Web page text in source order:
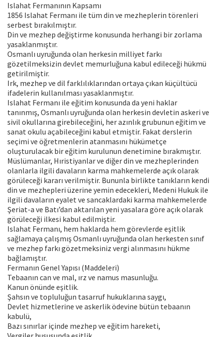
Islahat Fermanının Kapsamı
1856 Islahat Fermanı ile tüm din ve mezheplerin törenleri
serbest bırakılmıştır.
Din ve mezhep değiştirme konusunda herhangi bir zorlama
yasaklanmıştır.
Osmanlı uyruğunda olan herkesin milliyet farkı
gözetilmeksizin devlet memurluğuna kabul edileceği hükmü
getirilmiştir.
Irk, mezhep ve dil farklılıklarından ortaya çıkan küçültücü
ifadelerin kullanılması yasaklanmıştır.
Islahat Fermanı ile eğitim konusunda da yeni haklar
tanınmış, Osmanlı uyruğunda olan herkesin devletin askeri ve
sivil okullarına girebileceğini, her azınlık grubunun eğitim ve
sanat okulu açabileceğini kabul etmiştir. Fakat derslerin
seçimi ve öğretmenlerin atanmasını hükümetçe
oluşturulacak bir eğitim kurulunun denetimine bırakmıştır.
Müslümanlar, Hıristiyanlar ve diğer din ve mezheplerinden
olanlarla ilgili davaların karma mahkemelerde açık olarak
görüleceği kararı verilmiştir. Bununla birlikte tanıkların kendi
din ve mezhepleri üzerine yemin edecekleri, Medeni Hukuk ile
ilgili davaların eyalet ve sancaklardaki karma mahkemelerde
Şeriat-a ve Batı’dan aktarılan yeni yasalara göre açık olarak
görüleceği ilkesi kabul edilmiştir.
Islahat Fermanı, hem haklarda hem görevlerde eşitlik
sağlamaya çalışmış Osmanlı uyruğunda olan herkesten sınıf
ve mezhep farkı gözetmeksiniz vergi alınmasını hükme
bağlamıştır.
Fermanın Genel Yapısı (Maddeleri)
Tebaanın can ve mal, ırz ve namus masunluğu.
Kanun önünde eşitlik.
Şahsın ve topluluğun tasarruf hukuklarına saygı,
Devlet hizmetlerine ve askerlik ödevine bütün tebaanın
kabulü,
Bazı sınırlar içinde mezhep ve eğitim hareketi,